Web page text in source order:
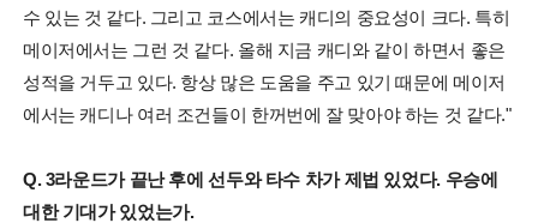
수 있는 것 같다. 그리고 코스에서는 캐디의 중요성이 크다. 특히
메이저에서는 그런 것 같다. 올해 지금 캐디와 같이 하면서 좋은
성적을 거두고 있다. 항상 많은 도움을 주고 있기 때문에 메이저
에서는 캐디나 여러 조건들이 한꺼번에 잘 맞아야 하는 것 같다."
Q. 3라운드가 끝난 후에 선두와 타수 차가 제법 있었다. 우승에
대한 기대가 있었는가.